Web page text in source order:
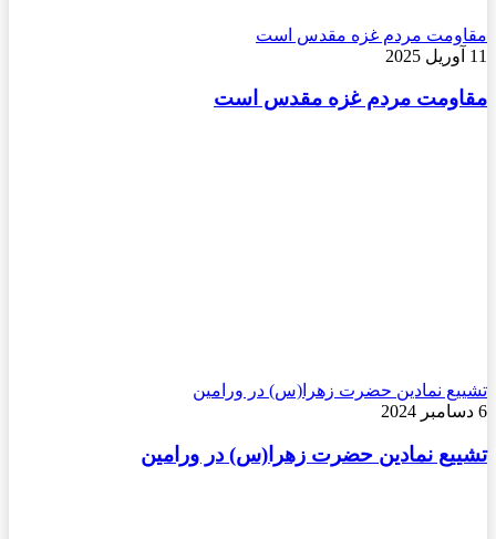
مقاومت مردم غزه مقدس است
11 آوریل 2025
مقاومت مردم غزه مقدس است
تشییع نمادین حضرت زهرا(س) در ورامین
6 دسامبر 2024
تشییع نمادین حضرت زهرا(س) در ورامین